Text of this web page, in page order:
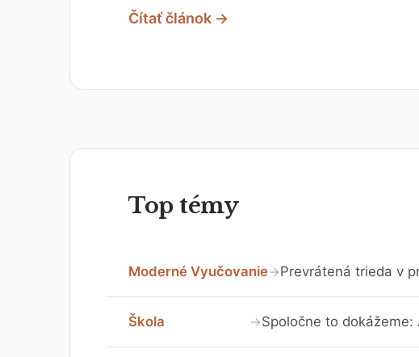
Čítať článok →
Top témy
Moderné Vyučovanie→Prevrátená trieda v
Škola →Spoločne to